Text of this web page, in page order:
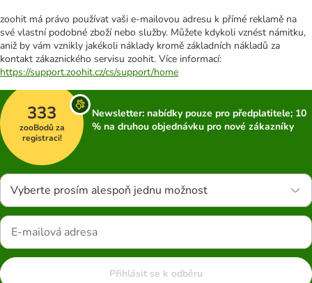
zoohit má právo používat vaši e-mailovou adresu k přímé reklamě na
své vlastní podobné zboží nebo služby. Můžete kdykoli vznést námitku,
aniž by vám vznikly jakékoli náklady kromě základních nákladů za
kontakt zákaznického servisu zoohit. Více informací:
https://support.zoohit.cz/cs/support/home
333
zooBodů za
registraci!
Newsletter: nabídky pouze pro předplatitele; 10
% na druhou objednávku pro nové zákazníky
Vyberte prosím alespoň jednu možnost
Přihlásit se k odběru